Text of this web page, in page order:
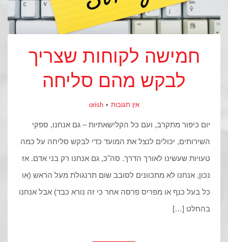
חמישה לקוחות שצריך
לבקש מהם סליחה
אין תגובות orish
יום כיפור מתקרב, ועם כל הקלישאתיות – גם אנחנו, ספקי
השירותים, יכולים לנצל את המועד כדי לבקש סליחה על כמה
טעויות שעשינו לאורך הדרך. סה"כ, גם אנחנו רק בני אדם. אז
נכון, אנחנו לא מתכוונים לסובב שום תרנגולת מעל הראש (או
כל בעל כנף או מפריס פרסה אחר כי זה נורא כבד) אבל אנחנו
בהחלט […]